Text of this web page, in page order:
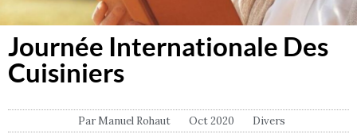
Journée Internationale Des
Cuisiniers
Par Manuel Rohaut Oct 2020 Divers